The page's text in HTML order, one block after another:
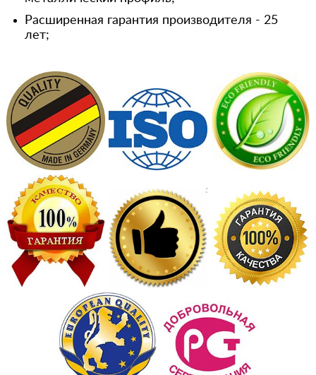
Расширенная гарантия производителя - 25
лет;